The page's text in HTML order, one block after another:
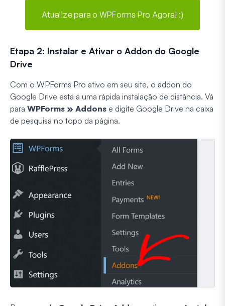
Atualize para o WPForms Pro Agora! :)
Etapa 2: Instalar e Ativar o Addon do Google
Drive
Com o WPForms Pro ativo em seu site, o addon do
Google Drive está a uma rápida instalação de distância. Vá
para WPForms » Addons e digite Google Drive na caixa
de pesquisa no topo da página.